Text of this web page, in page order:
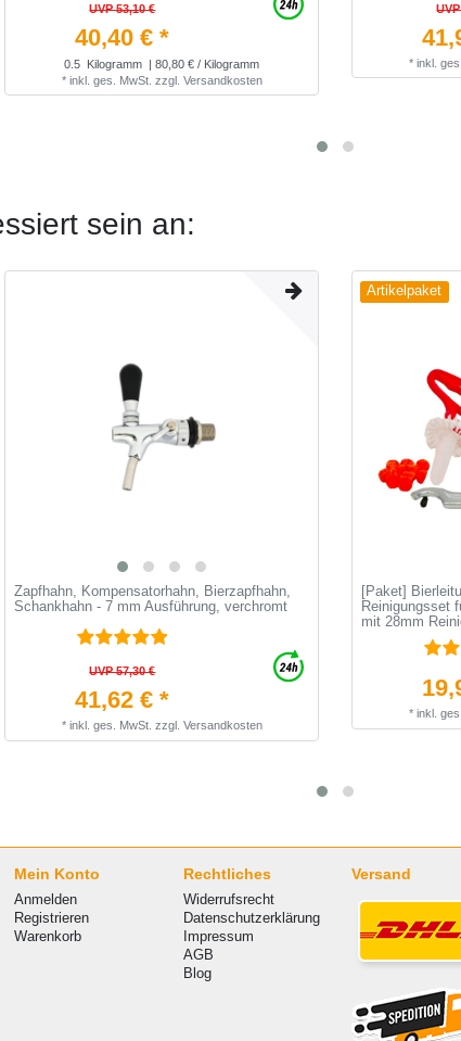
UVP 53,10 €
40,40 € *
0.5 Kilogramm | 80,80 € / Kilogramm
* inkl. ges. MwSt. zzgl. Versandkosten
* inkl.
sein an:
Zapfhahn, Kompensatorhahn, Bierzapfhahn,
Schankhahn - 7 mm Ausführung, verchromt
UVP 57,30 €
41,62 € *
* inkl. ges. MwSt. zzgl. Versandkosten
Artikelpaket
[Paket]
Reinigungsset
mit 28mm
* inkl.
Mein Konto
Anmelden
Registrieren
Warenkorb
Rechtliches
Widerrufsrecht
Datenschutzerklärung
Impressum
AGB
Blog
Versand